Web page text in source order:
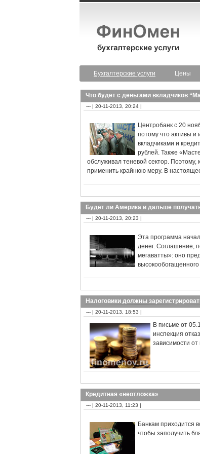
Бухгалтерские услуги
Цены
Что будет с деньгами вкладчиков
--- | 20-11-2013, 20:24 |
Центробанк с 20
потому что активы и
вкладчиками и
рублей. Также
обслуживал теневой сектор.
применить крайнюю меру. В
Будет ли Америка и дальше
--- | 20-11-2013, 20:23 |
Эта программа
денег. Соглашение,
мегаватты»: оно
Налоговики должны
--- | 20-11-2013, 18:53 |
В письме от
инспекция
зависимости
Кредитная «неотложка»
--- | 20-11-2013, 11:23 |
Банкам приходится
чтобы заполучить